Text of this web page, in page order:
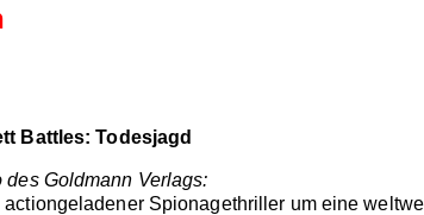
Battles: Todesjagd
des Goldmann Verlags:
actiongeladener Spionagethriller um eine